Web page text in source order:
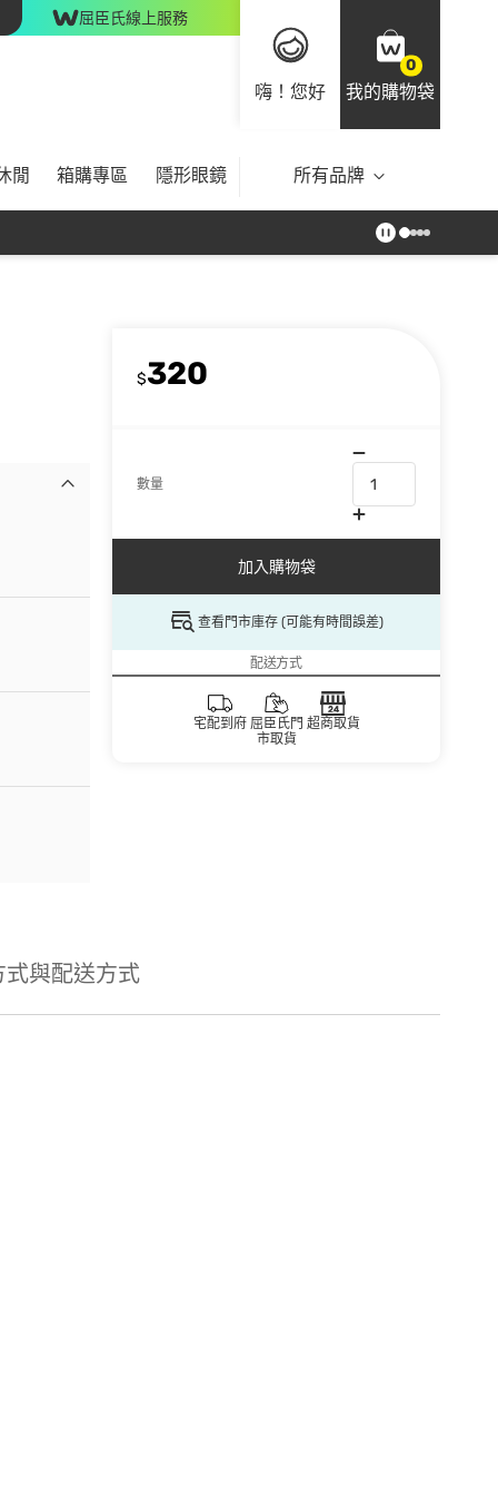
屈臣氏線上服務
嗨！您好
0
我的購物袋
閒 箱購專區 隱形眼鏡 所有品牌
$320
數量
加入購物袋
查看門市庫存 (可能有時間誤差)
配送方式
宅配到府 屈臣氏門
市取貨
超商取貨
式與配送方式